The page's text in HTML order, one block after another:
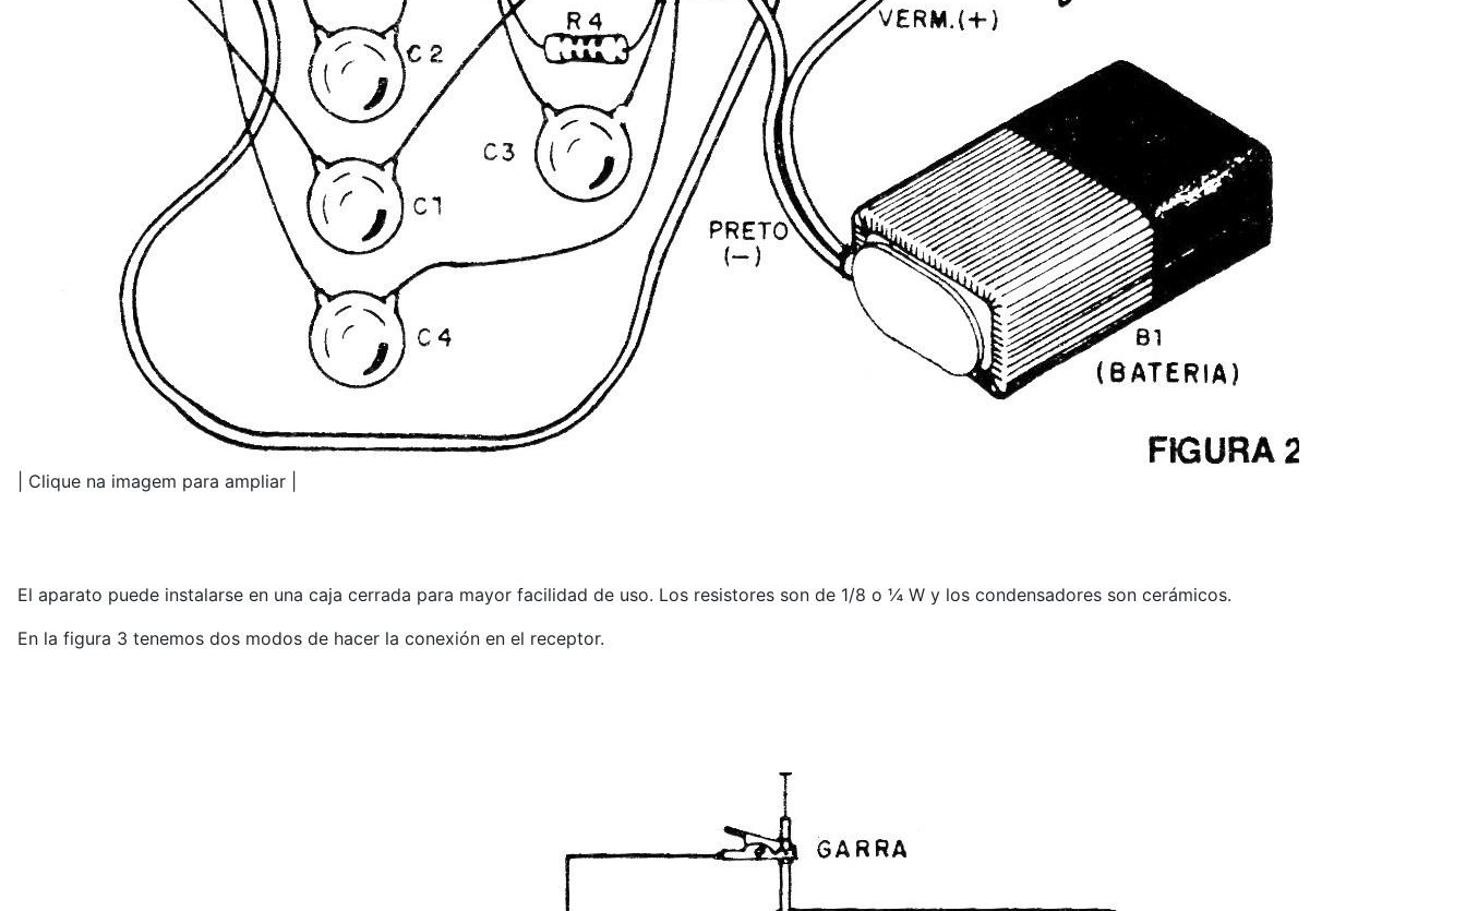
| Clique na imagem para ampliar |
El aparato puede instalarse en una caja cerrada para mayor facilidad de uso. Los resistores son de 1/8 o ¼ W y los condensadores son cerámicos.
En la figura 3 tenemos dos modos de hacer la conexión en el receptor.